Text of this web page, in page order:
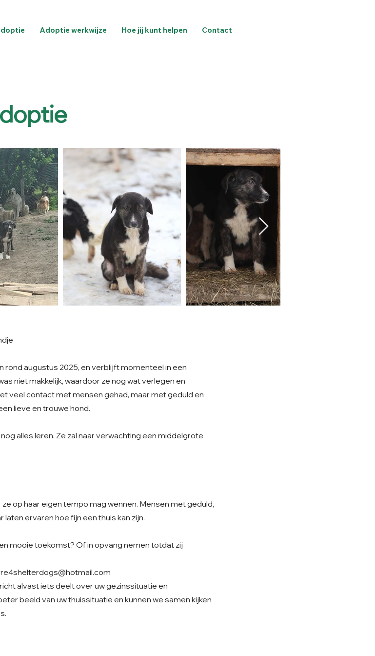
Adoptie werkwijze Hoe jij kunt helpen Contact
rond augustus 2025, en verblijft momenteel in een
niet makkelijk, waardoor ze nog wat verlegen en
veel contact met mensen gehad, maar met geduld en
lieve en trouwe hond.
alles leren. Ze zal naar verwachting een middelgrote
op haar eigen tempo mag wennen. Mensen met geduld,
laten ervaren hoe fijn een thuis kan zijn.
mooie toekomst? Of in opvang nemen totdat zij
alvast iets deelt over uw gezinssituatie en
beeld van uw thuissituatie en kunnen we samen kijken